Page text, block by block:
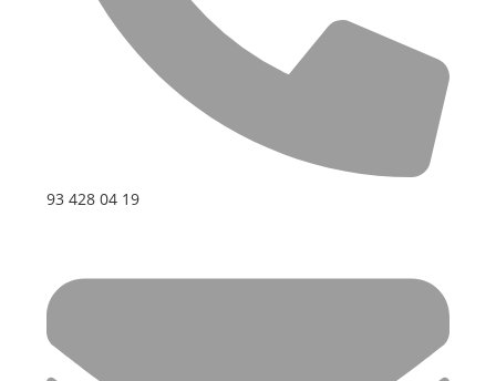
93 428 04 19